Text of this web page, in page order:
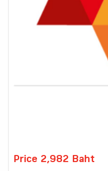
Price 2,982 Baht